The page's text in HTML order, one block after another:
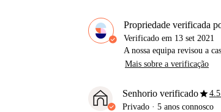
Propriedade verificada
Verificado em 13 set 2021
A nossa equipa revisou a
Mais sobre a verificação
Senhorio verificadostar
Privado · 5 anos connosco